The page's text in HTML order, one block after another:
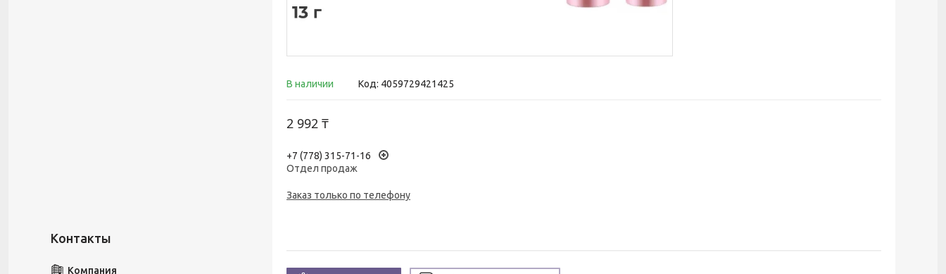
В наличии Код: 4059729421425
2 992 ₸
+7 (778) 315-71-16
Отдел продаж
Заказ только по телефону